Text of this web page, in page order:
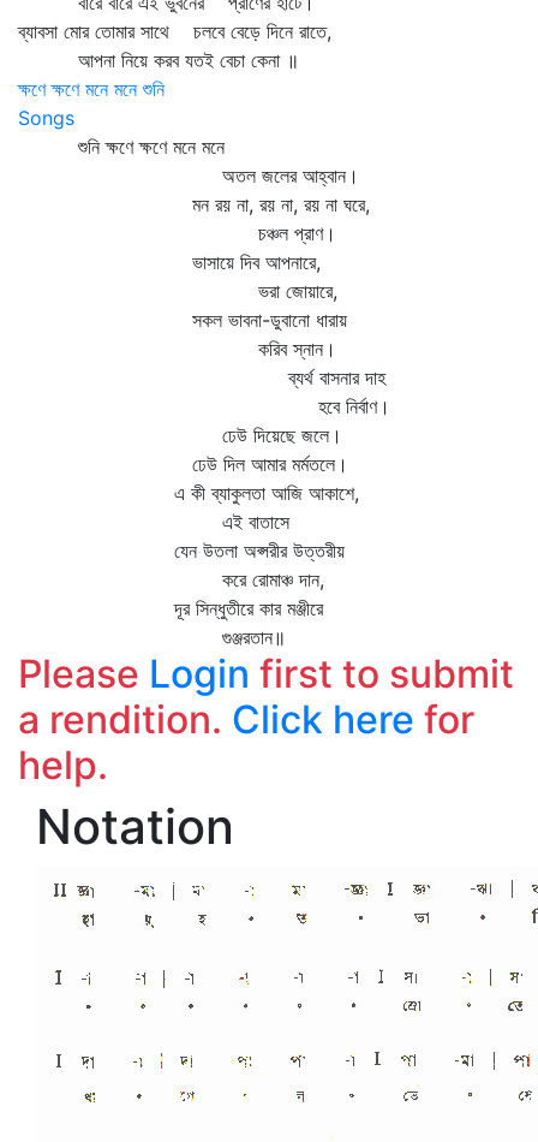
ব্যাবসা মোর তোমার সাথে চলবে বেড়ে দিনে রাতে,
আপনা নিয়ে করব যতই বেচা কেনা ॥
ক্ষণে ক্ষণে মনে মনে শুনি
Songs
শুনি ক্ষণে ক্ষণে মনে মনে
অতল জলের আহ্বান।
মন রয় না, রয় না, রয় না ঘরে,
চঞ্চল প্রাণ।
ভাসায়ে দিব আপনারে,
ভরা জোয়ারে,
সকল ভাবনা-ডুবানো ধারায়
করিব স্নান।
ব্যর্থ বাসনার দাহ
হবে নির্বাণ।
ঢেউ দিয়েছে জলে।
ঢেউ দিল আমার মর্মতলে।
এ কী ব্যাকুলতা আজি আকাশে,
এই বাতাসে
যেন উতলা অপ্সরীর উত্তরীয়
করে রোমাঞ্চ দান,
দূর সিন্ধুতীরে কার মঞ্জীরে
গুঞ্জরতান॥
Please Login first to submit
a rendition. Click here for
help.
Notation